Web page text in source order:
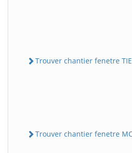
Trouver chantier fenetre
Trouver chantier fenetre